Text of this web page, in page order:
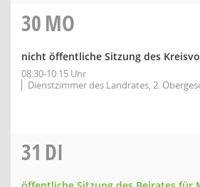
30MO
nicht öffentliche Sitzung des
08:30-10:15 Uhr
Dienstzimmer des Landrates, 2.
31 DI